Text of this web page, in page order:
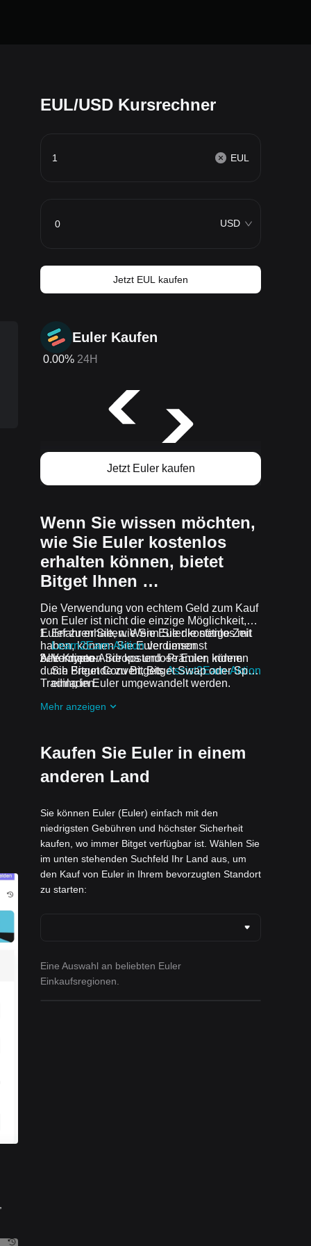
EUL/USD Kursrechner
EUL
USD
Jetzt EUL kaufen
Euler Kaufen
0.00% 24H
Jetzt Euler kaufen
Wenn Sie wissen möchten,
wie Sie Euler kostenlos
erhalten können, bietet
Bitget Ihnen …
Die Verwendung von echtem Geld zum Kauf
von Euler ist nicht die einzige Möglichkeit,
Euler zu erhalten. Wenn Sie die nötige Zeit
haben, können Sie Euler umsonst
bekommen.
Erfahren Sie, wie Sie Euler kostenlos mit
Learn2Earn-Aktionverdienen
Verdienen Sie kostenlose Euler, indem
Sie Freunde zu BitgetsAssist2Earn-Aktion
einladen.
indem Sie bei
Alle Krypto-Airdrops und -Prämien können
durch Bitget Convert, Bitget Swap oder Spot-
Trading in Euler umgewandelt werden.
Mehr anzeigen
Kaufen Sie Euler in einem
anderen Land
Sie können Euler (Euler) einfach mit den
niedrigsten Gebühren und höchster Sicherheit
kaufen, wo immer Bitget verfügbar ist. Wählen Sie
im unten stehenden Suchfeld Ihr Land aus, um
den Kauf von Euler in Ihrem bevorzugten Standort
zu starten:
Eine Auswahl an beliebten Euler
Einkaufsregionen.